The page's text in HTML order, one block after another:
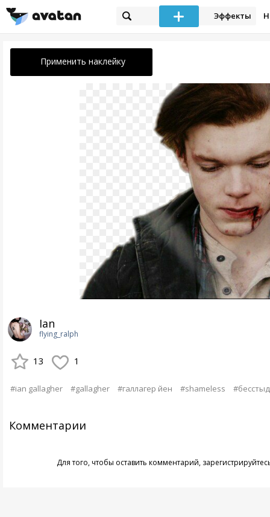
Эффекты
Применить наклейку
Ian
flying_ralph
13 1
#ian gallagher #gallagher #галлагер йен #shameless
Комментарии
Для того, чтобы оставить комментарий,